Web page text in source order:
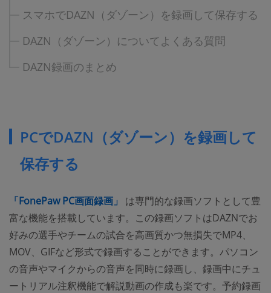
スマホでDAZN（ダゾーン）を録画して保存する
DAZN（ダゾーン）についてよくある質問
DAZN録画のまとめ
PCでDAZN（ダゾーン）を録画して
保存する
「FonePaw PC画面録画」 (opens new window)
は専門的な録画ソフトとして豊
富な機能を搭載しています。この録画ソフトはDAZNでお
好みの選手やチームの試合を高画質かつ無損失でMP4、
MOV、GIFなど形式で録画することができます。パソコン
の音声やマイクからの音声を同時に録画し、録画中にチュ
ートリアル注釈機能で解説動画の作成も楽です。予約録画